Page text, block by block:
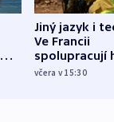
Jiný jazyk i
Ve Francii
spolupracují
různých zemí
včera v 15:30